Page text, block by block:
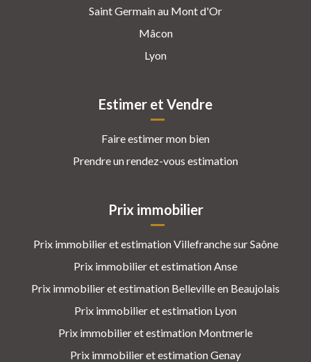
Saint Germain au Mont d'Or
Mâcon
Lyon
Estimer et Vendre
Faire estimer mon bien
Prendre un rendez-vous estimation
Prix immobilier
Prix immobilier et estimation Villefranche sur Saône
Prix immobilier et estimation Anse
Prix immobilier et estimation Belleville en Beaujolais
Prix immobilier et estimation Lyon
Prix immobilier et estimation Montmerle
Prix immobilier et estimation Genay